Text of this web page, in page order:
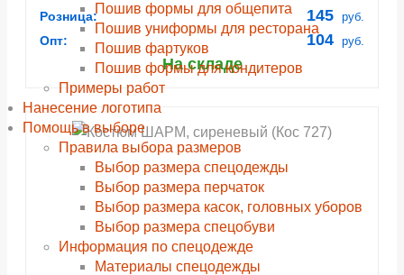
Пошив формы для общепита
Пошив униформы для ресторана
Пошив фартуков
Пошив формы для кондитеров
Примеры работ
Нанесение логотипа
Помощь в выборе
Правила выбора размеров
Выбор размера спецодежды
Выбор размера перчаток
Выбор размера касок, головных уборов
Выбор размера спецобуви
Информация по спецодежде
Материалы спецодежды
Розница: 145 руб.
Опт: 104 руб.
На складе